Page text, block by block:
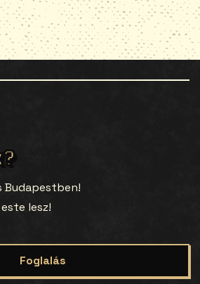
Budapestben!
lesz!
Foglalás